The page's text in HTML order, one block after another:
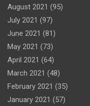
August 2021 (95)
July 2021 (97)
June 2021 (81)
May 2021 (73)
April 2021 (64)
March 2021 (48)
February 2021 (35)
January 2021 (57)